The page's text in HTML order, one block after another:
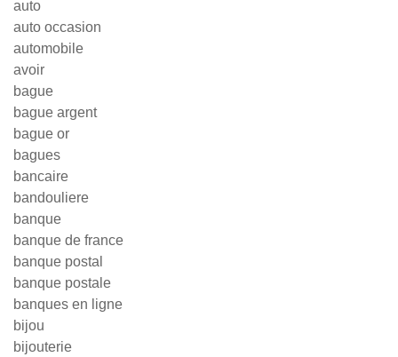
auto
auto occasion
automobile
avoir
bague
bague argent
bague or
bagues
bancaire
bandouliere
banque
banque de france
banque postal
banque postale
banques en ligne
bijou
bijouterie